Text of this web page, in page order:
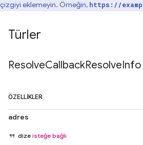
çizgiyi eklemeyin. Örneğin, https://
Türler
ResolveCallbackResolveInfo
ÖZELLIKLER
adres
dize isteğe bağlı